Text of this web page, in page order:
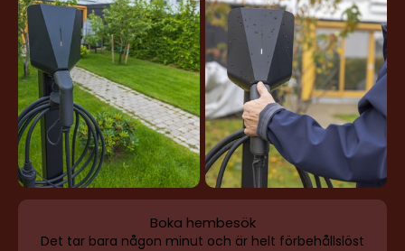
Boka hembesök
Det tar bara någon minut och är helt förbehållslöst